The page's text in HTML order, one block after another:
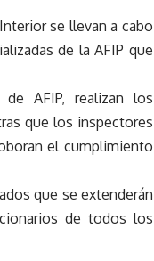
se llevan a cabo
de la AFIP que
AFIP, realizan los
que los inspectores
el cumplimiento
que se extenderán
de todos los